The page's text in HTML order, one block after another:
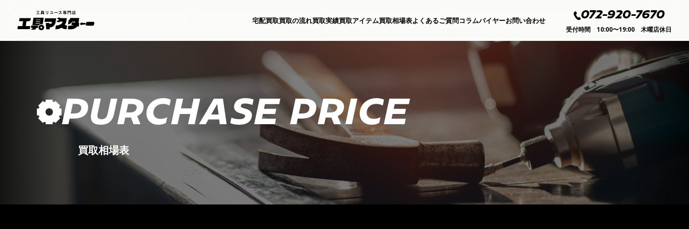
宅配買取買取の流れ買取実績買取アイテム買取相場表よくあるご質問コラムバイヤーお問い合わせ 072-920-7670
受付時間 10:00〜19:00 木曜店休日
PURCHASE PRICE
買取相場表